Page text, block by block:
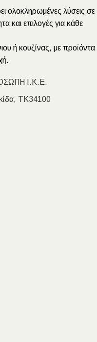
ολοκληρωμένες λύσεις σε
και επιλογές για κάθε
ή κουζίνας, με προϊόντα
Ι.Κ.Ε.
ΤΚ34100